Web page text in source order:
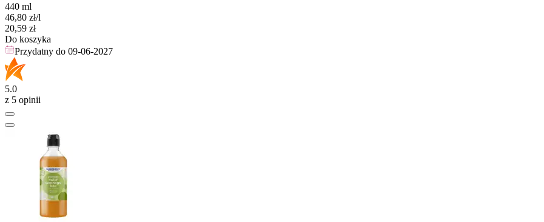
440 ml
46,80 zł/l
Cena
20,59 zł
Do koszyka
Przydatny do 09-06-2027
5.0
z 5 opinii